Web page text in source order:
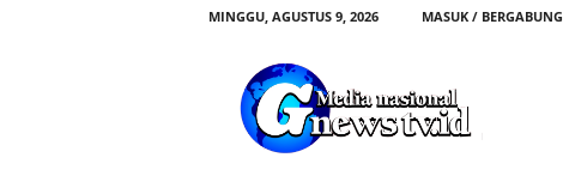
MINGGU, AGUSTUS 9, 2026 MASUK / BERGABUNG